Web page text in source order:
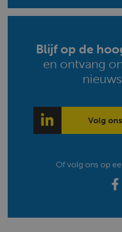
Blijf op de
en ontvang
Volg
Of volg ons op